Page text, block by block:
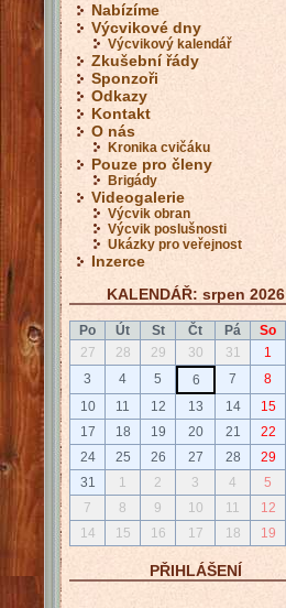
Nabízíme
Výcvikové dny
Výcvikový kalendář
Zkušební řády
Sponzoři
Odkazy
Kontakt
O nás
Kronika cvičáku
Pouze pro členy
Brigády
Videogalerie
Výcvik obran
Výcvik poslušnosti
Ukázky pro veřejnost
Inzerce
KALENDÁŘ: srpen 2026
Po Út St Čt Pá So
27
28 29 30 31 1
3
4 5 6 7 8
10
11 12 13 14 15
17
18 19 20 21 22
24
25 26 27 28 29
31
1 2 3 4 5
7
8 9 10 11 12
14
15 16 17 18 19
PŘIHLÁŠENÍ